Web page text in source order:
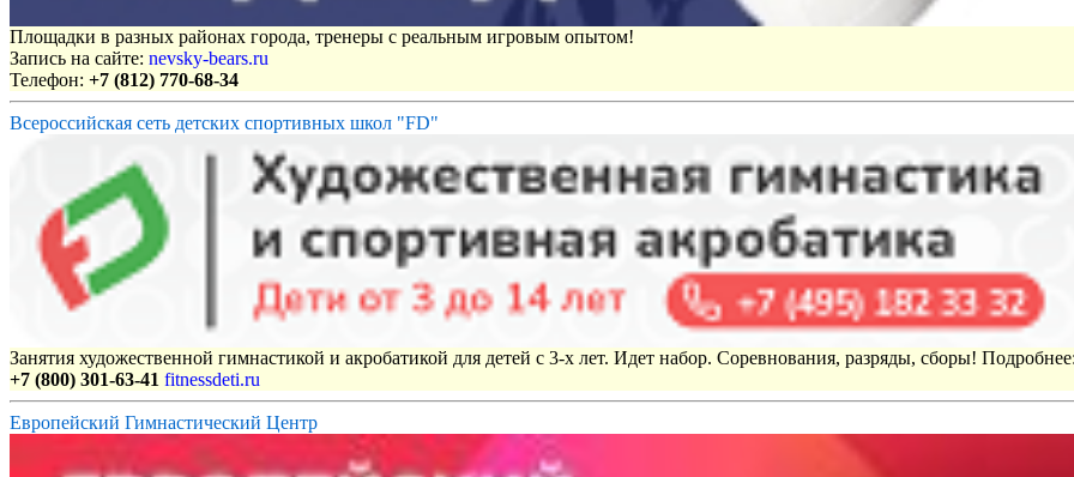
Площадки в разных районах города, тренеры с реальным игровым опытом!
Запись на сайте: nevsky-bears.ru
Телефон: +7 (812) 770-68-34
Всероссийская сеть детских спортивных школ "FD"
Занятия художественной гимнастикой и акробатикой для детей с 3-х лет. Идет набор. Соревнования, разряды, сборы!
+7 (800) 301-63-41 fitnessdeti.ru
Европейский Гимнастический Центр